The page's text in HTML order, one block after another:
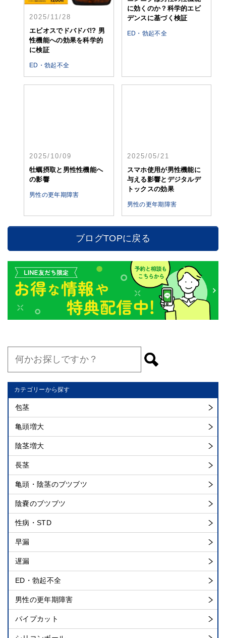
2025/11/28
エビオスでドバドバ!? 男
性機能への効果を科学的
に検証
ED・勃起不全
に効くのか？科学的エビ
デンスに基づく検証
ED・勃起不全
牡蠣摂取と男性性機能へ
の影響
2025/05/21
スマホ使用が男性機能に
与える影響とデジタルデ
トックスの効果
男性の更年期障害
ブログTOPに戻る
カテゴリーから探す
包茎
亀頭増大
陰茎増大
長茎
亀頭・陰茎のブツブツ
陰嚢のブツブツ
性病・STD
早漏
遅漏
ED・勃起不全
男性の更年期障害
パイプカット